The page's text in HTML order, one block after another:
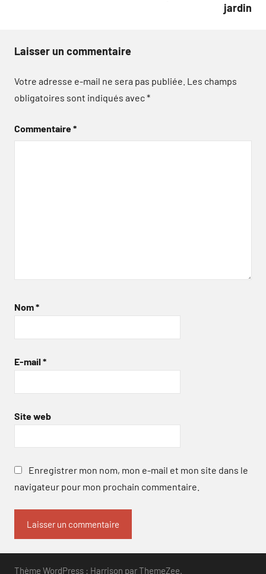
jardin
Laisser un commentaire
Votre adresse e-mail ne sera pas publiée. Les champs
obligatoires sont indiqués avec*
Commentaire*
Nom*
E-mail *
Site web
Enregistrer mon nom, mon e-mail et mon site dans le
navigateur pour mon prochain commentaire.
Thème WordPress : Harrison par ThemeZee.